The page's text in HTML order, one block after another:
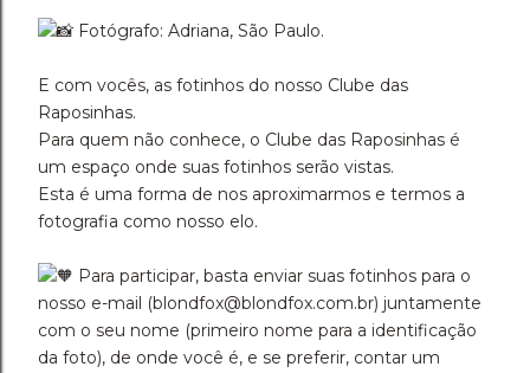
Fotógrafo: Adriana, São Paulo.
E com vocês, as fotinhos do nosso Clube das
Raposinhas.
Para quem não conhece, o Clube das Raposinhas é
um espaço onde suas fotinhos serão vistas.
Esta é uma forma de nos aproximarmos e termos a
fotografia como nosso elo.
Para participar, basta enviar suas fotinhos para o
nosso e-mail (blondfox@blondfox.com.br) juntamente
com o seu nome (primeiro nome para a identificação
da foto), de onde você é, e se preferir, contar um